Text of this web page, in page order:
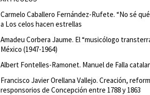
Carmelo Caballero Fernández-Rufete. “No sé
a Los celos hacen estrellas
Amadeu Corbera Jaume. El “musicólogo
México (1947-1964)
Albert Fontelles-Ramonet. Manuel de Falla
Francisco Javier Orellana Vallejo. Creación,
responsorios de Concepción entre 1788 y 1863